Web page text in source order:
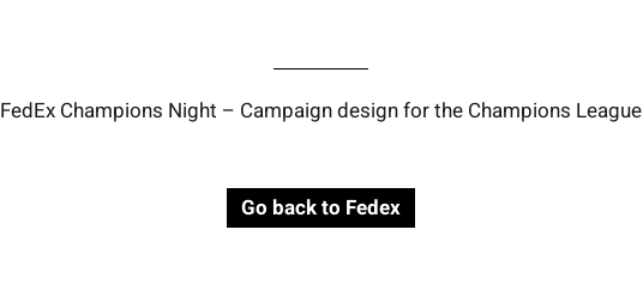
FedEx Champions Night – Campaign design for the Champions League
Go back to Fedex